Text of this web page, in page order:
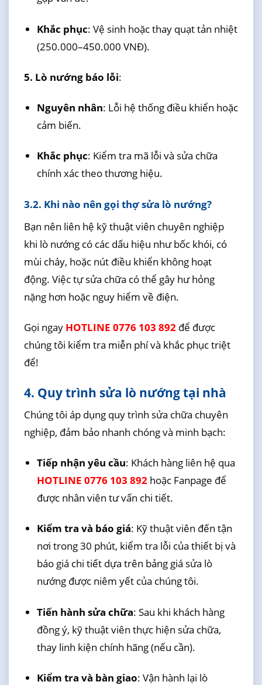
Khắc phục: Vệ sinh hoặc thay quạt tản nhiệt
(250.000–450.000 VNĐ).
5. Lò nướng báo lỗi:
Nguyên nhân: Lỗi hệ thống điều khiển hoặc
cảm biến.
Khắc phục: Kiểm tra mã lỗi và sửa chữa
chính xác theo thương hiệu.
3.2. Khi nào nên gọi thợ sửa lò nướng?
Bạn nên liên hệ kỹ thuật viên chuyên nghiệp
khi lò nướng có các dấu hiệu như bốc khói, có
mùi cháy, hoặc nút điều khiển không hoạt
động. Việc tự sửa chữa có thể gây hư hỏng
nặng hơn hoặc nguy hiểm về điện.
Gọi ngay HOTLINE 0776 103 892để được
chúng tôi kiểm tra miễn phí và khắc phục triệt
để!
4. Quy trình sửa lò nướng tại nhà
Chúng tôi áp dụng quy trình sửa chữa chuyên
nghiệp, đảm bảo nhanh chóng và minh bạch:
Tiếp nhận yêu cầu: Khách hàng liên hệ qua
HOTLINE 0776 103 892hoặc Fanpage để
được nhân viên tư vấn chi tiết.
Kiểm tra và báo giá: Kỹ thuật viên đến tận
nơi trong 30 phút, kiểm tra lỗi của thiết bị và
báo giá chi tiết dựa trên bảng giá sửa lò
nướng được niêm yết của chúng tôi.
Tiến hành sửa chữa: Sau khi khách hàng
đồng ý, kỹ thuật viên thực hiện sửa chữa,
thay linh kiện chính hãng (nếu cần).
Kiểm tra và bàn giao: Vận hành lại lò